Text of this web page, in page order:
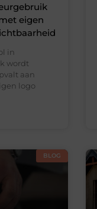
eigen
in
wordt
aan
logo
BLOG